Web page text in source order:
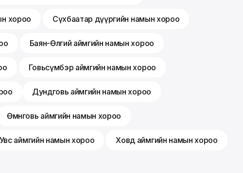
хороо Сүхбаатар дүүргийн намын хороо
Баян-Өлгий аймгийн намын хороо
Говьсүмбэр аймгийн намын хороо
Дундговь аймгийн намын хороо
Өмнөговь аймгийн намын хороо
Увс аймгийн намын хороо Ховд аймгийн намын хороо